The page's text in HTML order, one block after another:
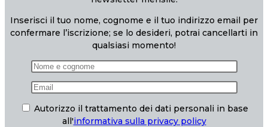
Inserisci il tuo nome, cognome e il tuo indirizzo email per
confermare l’iscrizione; se lo desideri, potrai cancellarti in
qualsiasi momento!
Autorizzo il trattamento dei dati personali in base
all'informativa sulla privacy policy